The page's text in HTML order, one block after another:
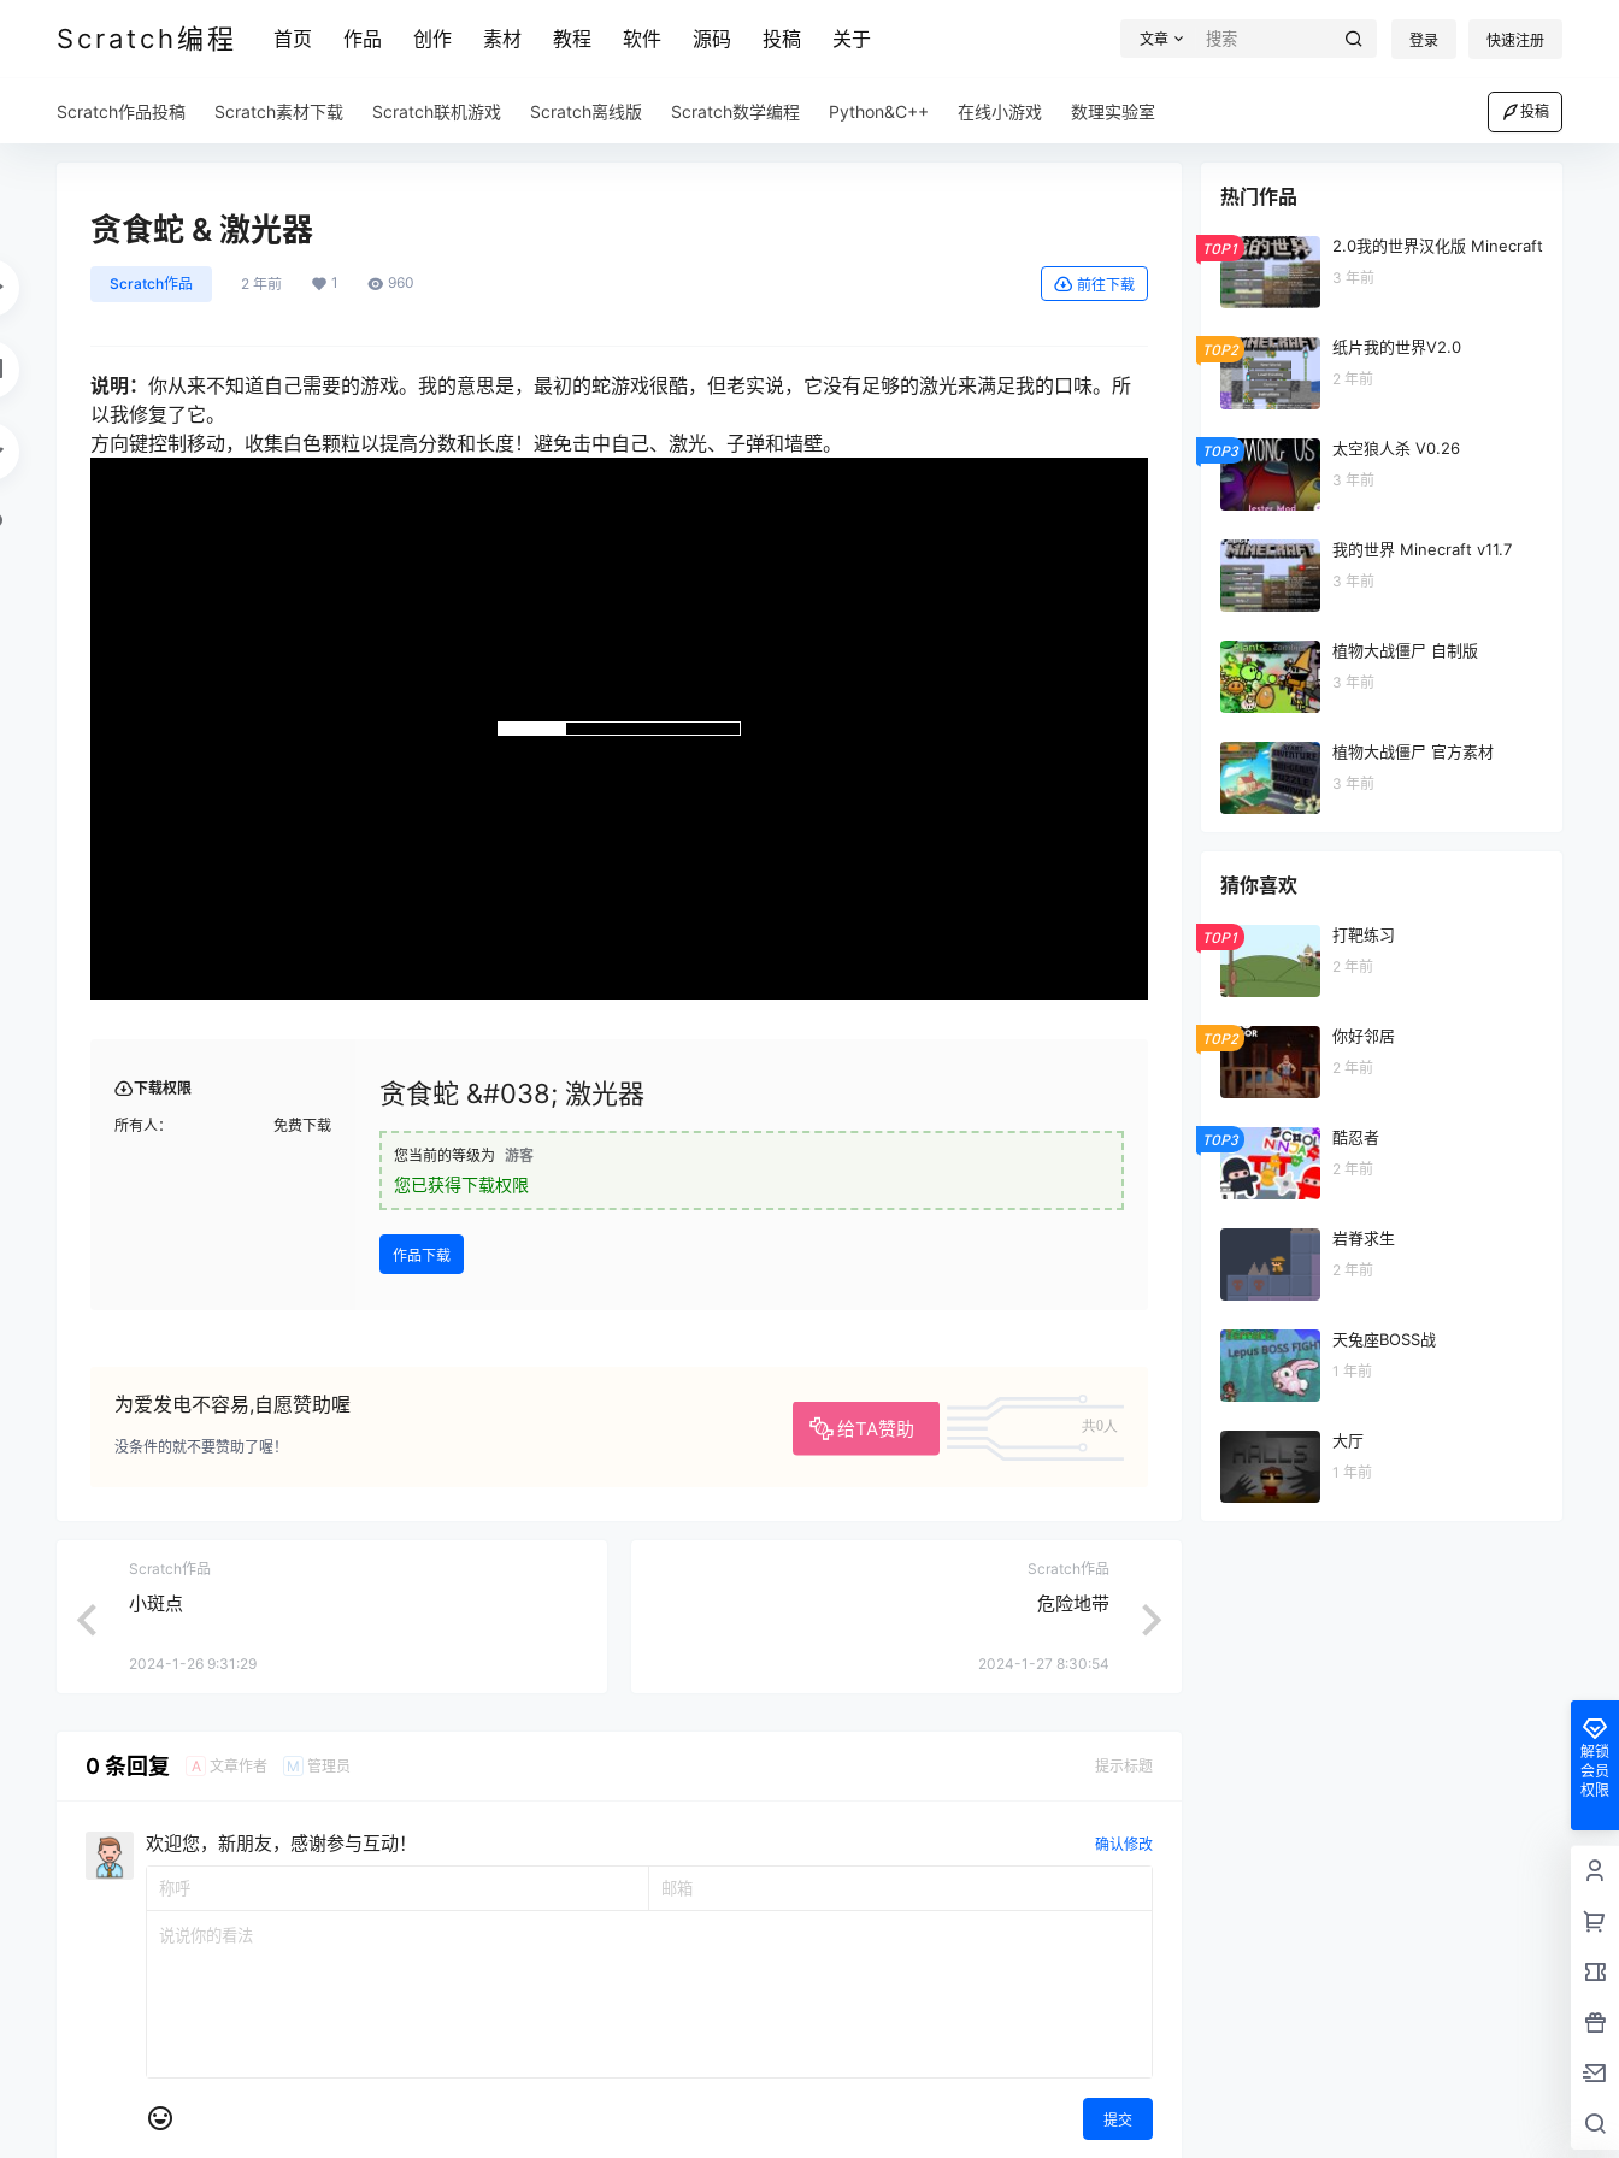
Scratch编程 首页 作品 创作 素材 教程 软件 源码 投稿 关于 文章 登录 快速注册
Scratch作品投稿 Scratch素材下载 Scratch联机游戏 Scratch离线版 Scratch数学编程 Python&C++ 在线小游戏 数理实验室 投稿
贪食蛇 & 激光器
Scratch作品 2 年前 1 960 前往下载
说明： 你从来不知道自己需要的游戏。我的意思是，最初的蛇游戏很酷，但老实说，它没有足够的激光来满足我的口味。所
以我修复了它。
方向键控制移动，收集白色颗粒以提高分数和长度！避免击中自己、激光、子弹和墙壁。
下载权限
所有人： 免费下载
贪食蛇 &#038; 激光器
您当前的等级为 游客
您已获得下载权限
作品下载
为爱发电不容易,自愿赞助喔
给TA赞助 共0人
没条件的就不要赞助了喔！
Scratch作品
小斑点
2024-1-26 9:31:29
Scratch作品
危险地带
2024-1-27 8:30:54
0 条回复 A 文章作者 M 管理员 提示标题
欢迎您，新朋友，感谢参与互动！ 确认修改
提交
热门作品
TOP1 2.0我的世界汉化版 Minecraft
3 年前
TOP2 纸片我的世界V2.0
2 年前
TOP3 太空狼人杀 V0.26
3 年前
我的世界 Minecraft v11.7
3 年前
植物大战僵尸 自制版
3 年前
植物大战僵尸 官方素材
3 年前
猜你喜欢
TOP1 打靶练习
2 年前
TOP2 你好邻居
2 年前
TOP3 酷忍者
2 年前
岩脊求生
2 年前
天兔座BOSS战
1 年前
大厅
1 年前
解锁
会员
权限